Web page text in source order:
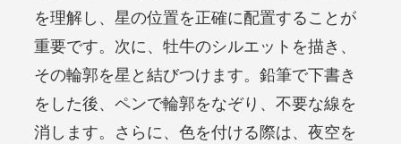
を理解し、星の位置を正確に配置することが
重要です。次に、牡牛のシルエットを描き、
その輪郭を星と結びつけます。鉛筆で下書き
をした後、ペンで輪郭をなぞり、不要な線を
消します。さらに、色を付ける際は、夜空を